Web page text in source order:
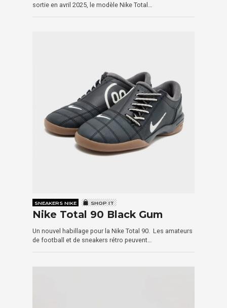
sortie en avril 2025, le modèle Nike Total…
SNEAKERS NIKE SHOP IT
Nike Total 90 Black Gum
Un nouvel habillage pour la Nike Total 90. Les amateurs
de football et de sneakers rétro peuvent…